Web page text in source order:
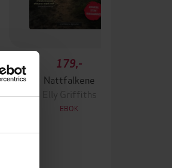
179,-
Nattfalkene
Elly Griffiths
EBOK